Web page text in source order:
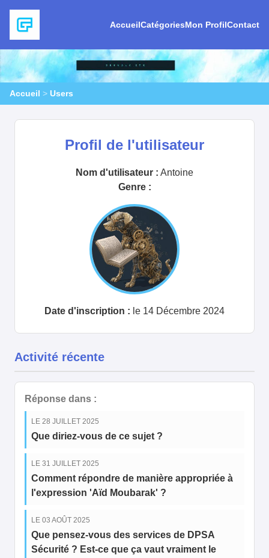
AccueilCatégoriesMon ProfilContact
Accueil > Users
Profil de l'utilisateur
Nom d'utilisateur : Antoine
Genre :
Date d'inscription : le 14 Décembre 2024
Activité récente
Réponse dans :
LE 28 JUILLET 2025
Que diriez-vous de ce sujet ?
LE 31 JUILLET 2025
Comment répondre de manière appropriée à
l'expression 'Aïd Moubarak' ?
LE 03 AOÛT 2025
Que pensez-vous des services de DPSA
Sécurité ? Est-ce que ça vaut vraiment le